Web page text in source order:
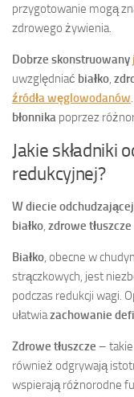
przygotowanie mogą
zdrowego żywienia.
Dobrze skonstruowany
uwzględniać białko,
źródła węglowodanów
błonnika poprzez
Jakie składniki
redukcyjnej?
W diecie odchudzającej
białko, zdrowe tłuszcze
Białko, obecne w
strączkowych, jest
podczas redukcji wagi.
ułatwiazachowanie
Zdrowe tłuszcze –
również odgrywają
wspierają różnorodne